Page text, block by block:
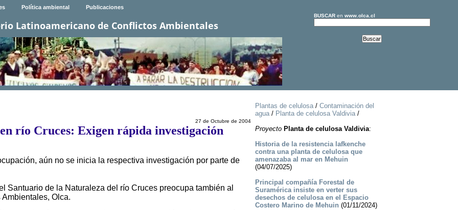
Política ambiental Publicaciones
Latinoamericano de Conflictos Ambientales
BUSCARen www.olca.cl
27 de Octubre de 2004
río Cruces: Exigen rápida investigación
aún no se inicia la respectiva investigación por parte de
Santuario de la Naturaleza del río Cruces preocupa también al
Olca.
Plantas de celulosa/ Contaminación del
agua/ Planta de celulosa Valdivia/
Proyecto Planta de celulosa Valdivia:
Historia de la resistencia lafkenche
contra una planta de celulosa que
amenazaba al mar en Mehuin
(04/07/2025)
Principal compañía Forestal de
Suramérica insiste en verter sus
desechos de celulosa en el Espacio
Costero Marino de Mehuin (01/11/2024)